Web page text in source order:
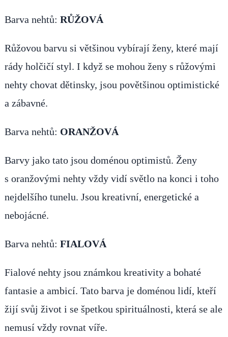
Barva nehtů: RŮŽOVÁ
Růžovou barvu si většinou vybírají ženy, které mají
rády holčičí styl. I když se mohou ženy s růžovými
nehty chovat dětinsky, jsou povětšinou optimistické
a zábavné.
Barva nehtů: ORANŽOVÁ
Barvy jako tato jsou doménou optimistů. Ženy
s oranžovými nehty vždy vidí světlo na konci i toho
nejdelšího tunelu. Jsou kreativní, energetické a
nebojácné.
Barva nehtů: FIALOVÁ
Fialové nehty jsou známkou kreativity a bohaté
fantasie a ambicí. Tato barva je doménou lidí, kteří
žijí svůj život i se špetkou spirituálnosti, která se ale
nemusí vždy rovnat víře.